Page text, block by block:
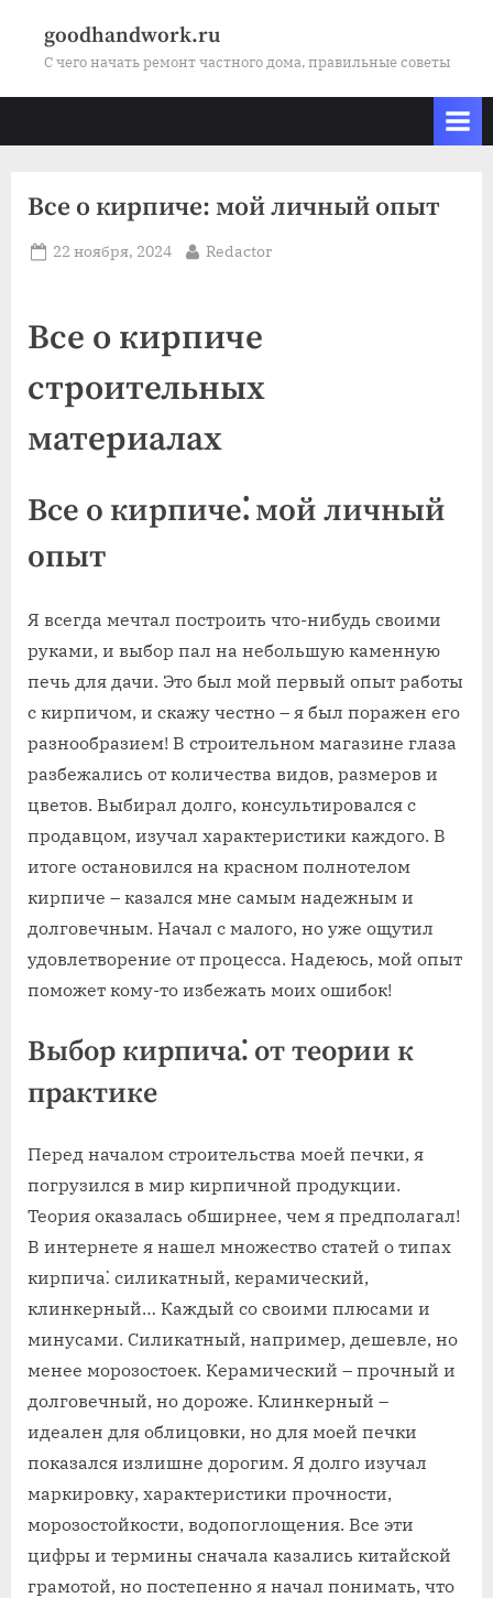
goodhandwork.ru
С чего начать ремонт частного дома, правильные советы
Все о кирпиче: мой личный опыт
Posted
22 ноября, 2024 By
Redactor
Все о кирпиче
строительных
материалах
Все о кирпиче⁚ мой личный
опыт
Я всегда мечтал построить что-нибудь своими
руками‚ и выбор пал на небольшую каменную
печь для дачи. Это был мой первый опыт работы
с кирпичом‚ и скажу честно – я был поражен его
разнообразием! В строительном магазине глаза
разбежались от количества видов‚ размеров и
цветов. Выбирал долго‚ консультировался с
продавцом‚ изучал характеристики каждого. В
итоге остановился на красном полнотелом
кирпиче – казался мне самым надежным и
долговечным. Начал с малого‚ но уже ощутил
удовлетворение от процесса. Надеюсь‚ мой опыт
поможет кому-то избежать моих ошибок!
Выбор кирпича⁚ от теории к
практике
Перед началом строительства моей печки‚ я
погрузился в мир кирпичной продукции.
Теория оказалась обширнее‚ чем я предполагал!
В интернете я нашел множество статей о типах
кирпича⁚ силикатный‚ керамический‚
клинкерный… Каждый со своими плюсами и
минусами. Силикатный‚ например‚ дешевле‚ но
менее морозостоек. Керамический – прочный и
долговечный‚ но дороже. Клинкерный –
идеален для облицовки‚ но для моей печки
показался излишне дорогим. Я долго изучал
маркировку‚ характеристики прочности‚
морозостойкости‚ водопоглощения. Все эти
цифры и термины сначала казались китайской
грамотой‚ но постепенно я начал понимать‚ что